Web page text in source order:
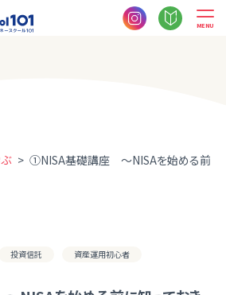
MENU
> ①NISA基礎講座 ～NISAを始める前に知
投資信託 資産運用初心者